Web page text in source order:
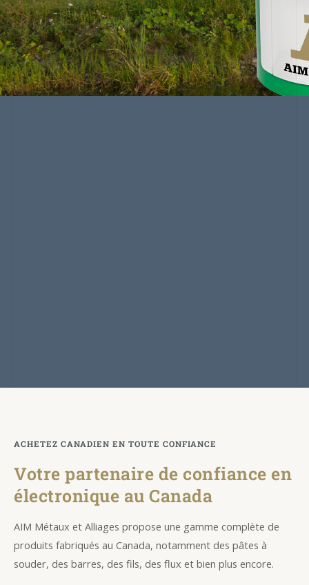
ACHETEZ CANADIEN EN TOUTE CONFIANCE​
Votre partenaire de confiance en
électronique au Canada
AIM Métaux et Alliages propose une gamme complète de
produits fabriqués au Canada, notamment des pâtes à
souder, des barres, des fils, des flux et bien plus encore.